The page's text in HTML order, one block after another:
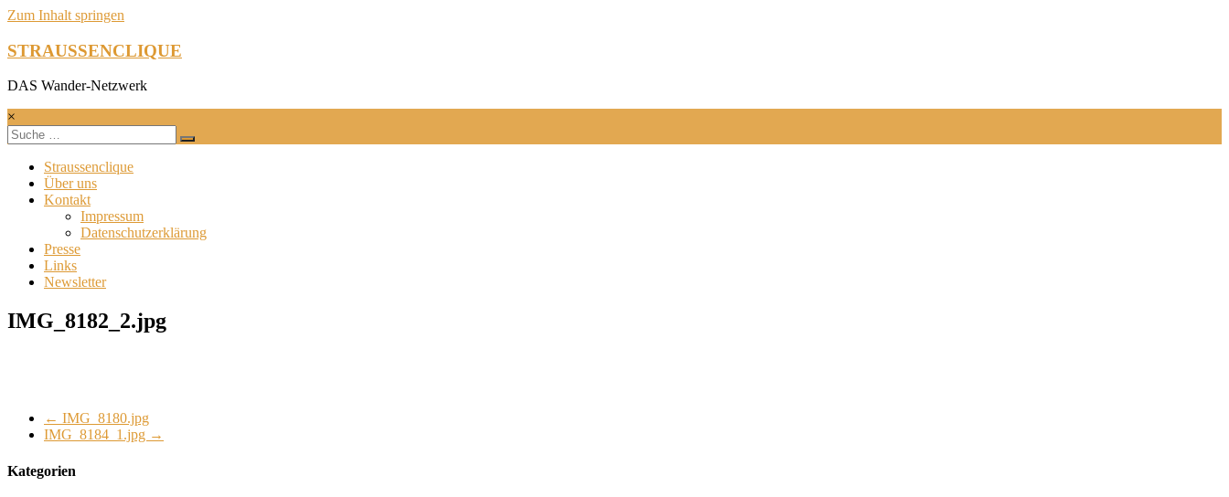
Zum Inhalt springen
STRAUSSENCLIQUE
DAS Wander-Netzwerk
×
Straussenclique
Über uns
Kontakt
Impressum
Datenschutzerklärung
Presse
Links
Newsletter
IMG_8182_2.jpg
← IMG_8180.jpg
IMG_8184_1.jpg →
Kategorien